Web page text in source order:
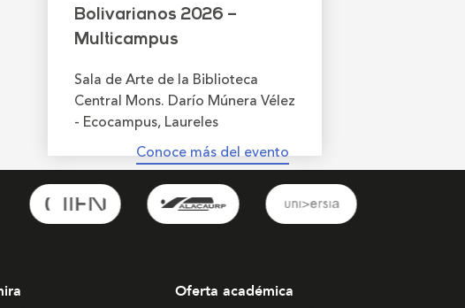
Bolivarianos 2026 –
Multicampus
Sala de Arte de la Biblioteca
Central Mons. Darío Múnera Vélez
- Ecocampus, Laureles
Conoce más del evento
Oferta académica